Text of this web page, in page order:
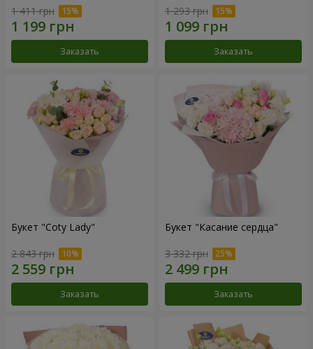
1 411 грн
Заказать
1 293 грн
Заказать
Букет "Coty Lady"
2 843 грн
Заказать
Букет "Касание сердца"
3 332 грн
Заказать